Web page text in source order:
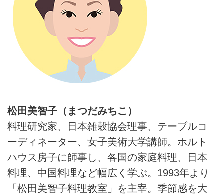
松田美智子（まつだみちこ）
料理研究家、日本雑穀協会理事、テーブルコ
ーディネーター、女子美術大学講師。ホルト
ハウス房子に師事し、各国の家庭料理、日本
料理、中国料理など幅広く学ぶ。1993年より
「松田美智子料理教室」を主宰。季節感を大